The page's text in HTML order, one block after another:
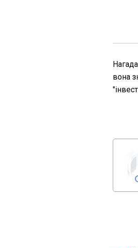
вона